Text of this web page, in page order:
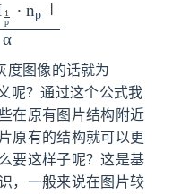
α
p
1 ∙ np ∣
度图像的话就为
呢？通过这个公式我
在原有图片结构附近
原有的结构就可以更
要这样子呢？这是基
，一般来说在图片较